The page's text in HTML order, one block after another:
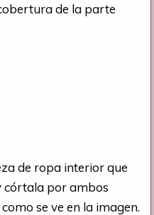
de la parte
de ropa interior que
córtala por ambos
se ve en la imagen.